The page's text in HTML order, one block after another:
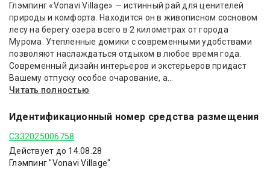
Глэмпинг «Vonavi Village» — истинный рай для ценителей
природы и комфорта. Находится он в живописном сосновом
лесу на берегу озера всего в 2 километрах от города
Мурома. Утепленные домики с современными удобствами
позволяют наслаждаться отдыхом в любое время года.
Современный дизайн интерьеров и экстерьеров придаст
Вашему отпуску особое очарование, а...
Читать полностью
Идентификационный номер средства размещения
С332025006758
Действует до 14.08.28
Глэмпинг "Vonavi Village"